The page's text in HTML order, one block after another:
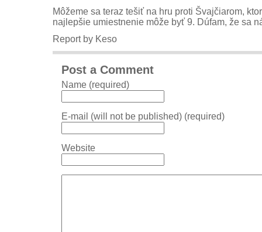
Môžeme sa teraz tešiť na hru proti Švajčiarom,
najlepšie umiestnenie môže byť 9. Dúfam, že sa
Report by Keso
Post a Comment
Name (required)
E-mail (will not be published) (required)
Website